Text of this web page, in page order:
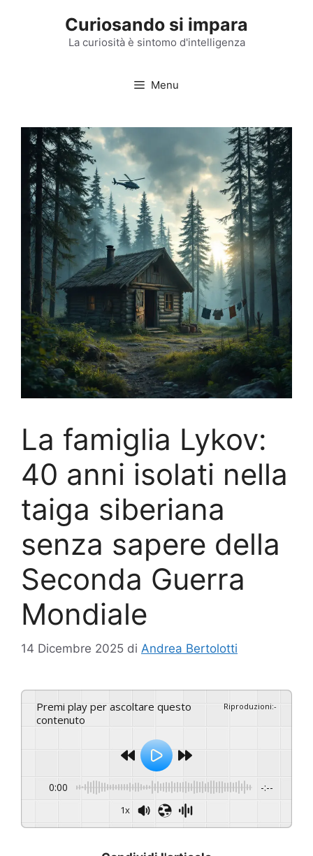
Curiosando si impara
La curiosità è sintomo d'intelligenza
Menu
La famiglia Lykov:
40 anni isolati nella
taiga siberiana
senza sapere della
Seconda Guerra
Mondiale
14 Dicembre 2025 di Andrea Bertolotti
Premi play per ascoltare questo
contenuto
Riproduzioni:-
0:00 -:--
1x